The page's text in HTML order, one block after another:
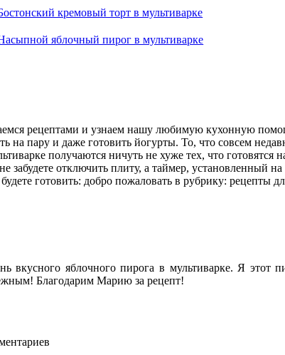
кремовый торт в мультиварке
яблочный пирог в мультиварке
рецептами и узнаем нашу любимую кухонную
пару и даже готовить йогурты. То, что совсем
получаются ничуть не хуже тех, что готовятся
забудете отключить плиту, а таймер, установленный
готовить: добро пожаловать в рубрику: рецепты
яблочного пирога в мультиварке. Я этот
Благодарим Марию за рецепт!